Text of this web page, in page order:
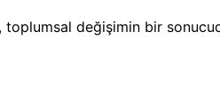
toplumsal değişimin bir